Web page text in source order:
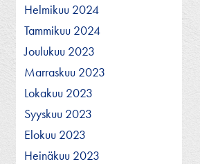
Helmikuu 2024
Tammikuu 2024
Joulukuu 2023
Marraskuu 2023
Lokakuu 2023
Syyskuu 2023
Elokuu 2023
Heinäkuu 2023